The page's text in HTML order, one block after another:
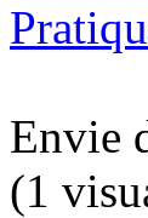
Envie
(1